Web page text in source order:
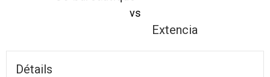
vs
Extencia
Détails